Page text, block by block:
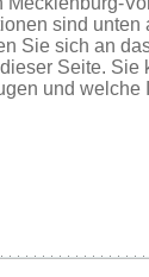
sind unten
Sie sich an
Seite.
und welche